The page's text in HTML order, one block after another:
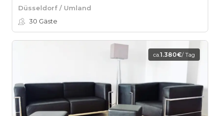
Düsseldorf / Umland
30 Gäste
ca.1.380€/ Tag